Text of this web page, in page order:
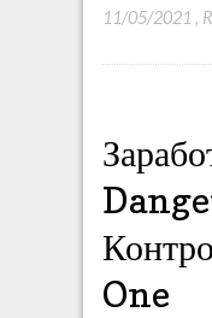
11/05/2021 ,
One